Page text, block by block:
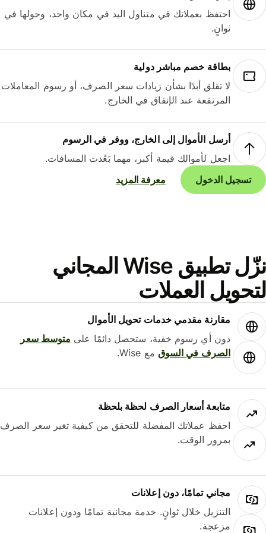
احتفظ بعملاتك في متناول اليد في مكان واحد، وحولها في
ثوانٍ.
بطاقة خصم مباشر دولية
لا تقلق أبدًا بشأن زيادات سعر الصرف، أو رسوم المعاملات
المرتفعة عند الإنفاق في الخارج.
أرسل الأموال إلى الخارج، ووفر في الرسوم
اجعل لأموالك قيمة أكبر، مهما بَعُدت المسافات.
تسجيل الدخول
معرفة المزيد
نزّل تطبيق Wise المجاني
العملات
مقارنة مقدمي خدمات تحويل الأموال
دون أي رسوم خفية، ستحصل دائمًا علىمتوسط ​​سعر
الصرف في السوقمع Wise.
متابعة أسعار الصرف لحظة بلحظة
احفظ عملاتك المفضلة للتحقق من كيفية تغير سعر الصرف
بمرور الوقت.
مجاني تمامًا، دون إعلانات
التنزيل خلال ثوانٍ. خدمة مجانية تمامًا ودون إعلانات
مزعجة.